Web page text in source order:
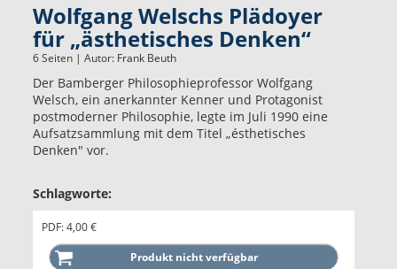
Wolfgang Welschs Plädoyer
für „ästhetisches Denken“
6 Seiten | Autor: Frank Beuth
Der Bamberger Philosophieprofessor Wolfgang
Welsch, ein anerkannter Kenner und Protagonist
postmoderner Philosophie, legte im Juli 1990 eine
Aufsatzsammlung mit dem Titel „ésthetisches
Denken" vor.
Schlagworte:
PDF: 4,00 €